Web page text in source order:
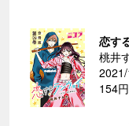
恋す
桃井
154